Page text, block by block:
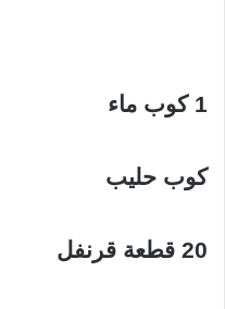
1 كوب ماء
كوب حليب
20 قطعة قرنفل